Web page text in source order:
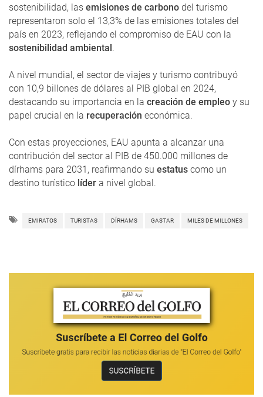
sostenibilidad, las emisiones de carbono del turismo
representaron solo el 13,3% de las emisiones totales del
país en 2023, reflejando el compromiso de EAU con la
sostenibilidad ambiental.
A nivel mundial, el sector de viajes y turismo contribuyó
con 10,9 billones de dólares al PIB global en 2024,
destacando su importancia en la creación de empleo y su
papel crucial en la recuperación económica.
Con estas proyecciones, EAU apunta a alcanzar una
contribución del sector al PIB de 450.000 millones de
dírhams para 2031, reafirmando su estatus como un
destino turístico líder a nivel global.
EMIRATOS TURISTAS DÍRHAMS GASTAR MILES DE MILLONES